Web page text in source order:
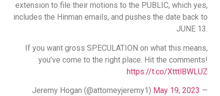
extension to file their motions to the PUBLIC, which yes,
includes the Hinman emails, and pushes the date back to
JUNE 13.
If you want gross SPECULATION on what this means,
you’ve come to the right place. Hit the comments!
https://t.co/XtttlBWLUZ
— Jeremy Hogan (@attorneyjeremy1)
May 19, 2023